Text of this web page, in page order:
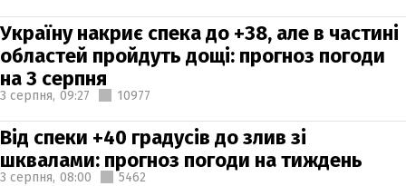
Україну накриє спека до +38, але в частині
областей пройдуть дощі: прогноз погоди
на 3 серпня
3 серпня, 09:27 10977
Від спеки +40 градусів до злив зі
шквалами: прогноз погоди на тиждень
3 серпня, 08:00 5462